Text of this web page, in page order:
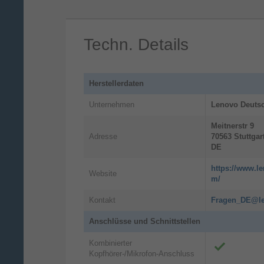
Techn. Details
Herstellerdaten
Unternehmen Lenovo
Adresse
Meitnerstr 9
70563
DE
Website
https://
m/
Kontakt
Anschlüsse und Schnittstellen
Kombinierter
Kopfhörer-/Mikrofon-Anschluss